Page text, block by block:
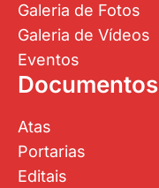
Galeria de Fotos
Galeria de Vídeos
Eventos
Documentos
Atas
Portarias
Editais